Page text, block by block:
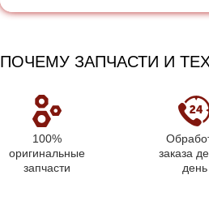
ПОЧЕМУ ЗАПЧАСТИ И
100%
оригинальные
запчасти
заказа
день